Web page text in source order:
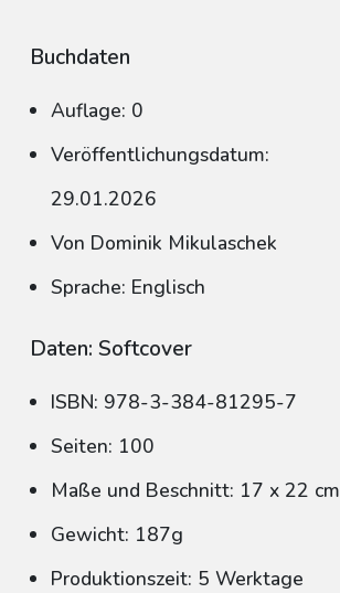
Buchdaten
Auflage: 0
Veröffentlichungsdatum:
29.01.2026
Von Dominik Mikulaschek
Sprache: Englisch
Daten: Softcover
ISBN: 978-3-384-81295-7
Seiten: 100
Maße und Beschnitt: 17 x 22 cm
Gewicht: 187g
Produktionszeit: 5 Werktage